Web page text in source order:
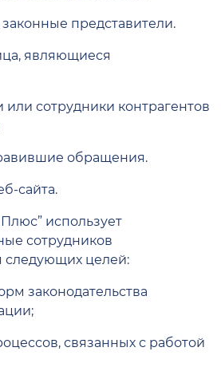
представители.
являющиеся
или сотрудники контрагентов
обращения.
сайта.
использует
сотрудников
следующих целей:
законодательства
связанных с работой